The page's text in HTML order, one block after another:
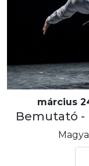
március
Bemutató -